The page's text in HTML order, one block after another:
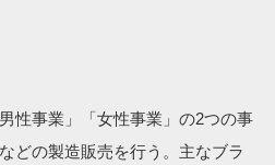
性事業」「女性事業」の2つの事
どの製造販売を行う。主なブラ